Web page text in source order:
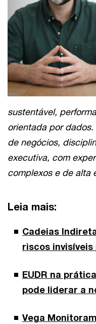
sustentável,
orientada por
de negócios,
executiva, com
complexos e de alta
Leia mais:
Cadeias
riscos
EUDR na
pode liderar a
Vega